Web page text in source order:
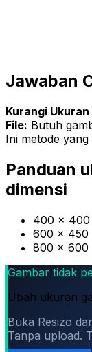
Jawaban
Kurangi
File: Butuh
Ini metode
Panduan
dimensi
400 × 400
600 × 450
800 × 600
Gambar tidak
Ubah ukuran
Buka Resizo
Tanpa upload.